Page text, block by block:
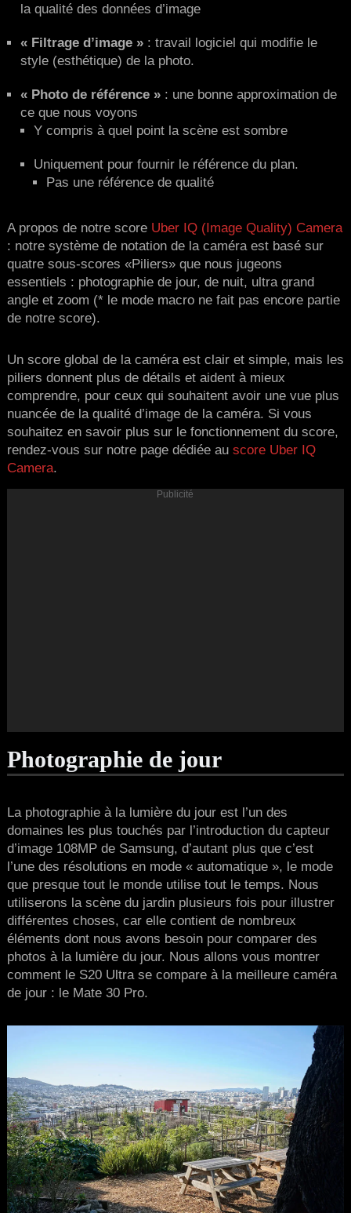
la qualité des données d’image
« Filtrage d’image » : travail logiciel qui modifie le
style (esthétique) de la photo.
« Photo de référence » : une bonne approximation de
ce que nous voyons
Y compris à quel point la scène est sombre
Uniquement pour fournir le référence du plan.
Pas une référence de qualité
A propos de notre score Uber IQ (Image Quality) Camera
: notre système de notation de la caméra est basé sur
quatre sous-scores «Piliers» que nous jugeons
essentiels : photographie de jour, de nuit, ultra grand
angle et zoom (* le mode macro ne fait pas encore partie
de notre score).
Un score global de la caméra est clair et simple, mais les
piliers donnent plus de détails et aident à mieux
comprendre, pour ceux qui souhaitent avoir une vue plus
nuancée de la qualité d’image de la caméra. Si vous
souhaitez en savoir plus sur le fonctionnement du score,
rendez-vous sur notre page dédiée au score Uber IQ
Camera.
Publicité
Photographie de jour
La photographie à la lumière du jour est l’un des
domaines les plus touchés par l’introduction du capteur
d’image 108MP de Samsung, d’autant plus que c’est
l’une des résolutions en mode « automatique », le mode
que presque tout le monde utilise tout le temps. Nous
utiliserons la scène du jardin plusieurs fois pour illustrer
différentes choses, car elle contient de nombreux
éléments dont nous avons besoin pour comparer des
photos à la lumière du jour. Nous allons vous montrer
comment le S20 Ultra se compare à la meilleure caméra
de jour : le Mate 30 Pro.